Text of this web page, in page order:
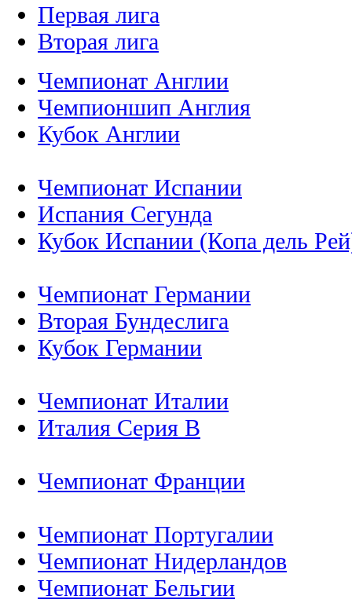
Первая лига
Вторая лига
Чемпионат Англии
Чемпионшип Англия
Кубок Англии
Чемпионат Испании
Испания Сегунда
Кубок Испании (Копа дель
Чемпионат Германии
Вторая Бундеслига
Кубок Германии
Чемпионат Италии
Италия Серия B
Чемпионат Франции
Чемпионат Португалии
Чемпионат Нидерландов
Чемпионат Бельгии